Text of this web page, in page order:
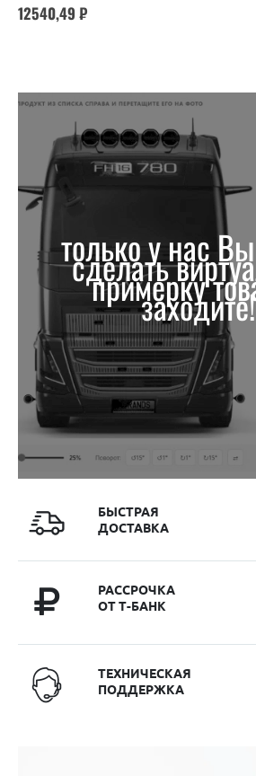
12540,49 ₽
только у нас
сделать
примерку
заходите!
БЫСТРАЯ
ДОСТАВКА
РАССРОЧКА
ОТ Т-БАНК
ТЕХНИЧЕСКАЯ
ПОДДЕРЖКА